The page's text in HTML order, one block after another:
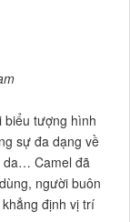
biểu tượng hình
sự đa dạng về
da… Camel đã
người buôn
định vị trí